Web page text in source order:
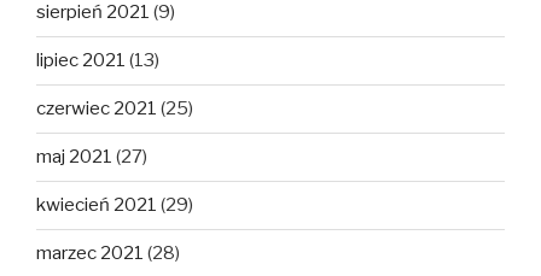
sierpień 2021 (9)
lipiec 2021 (13)
czerwiec 2021 (25)
maj 2021 (27)
kwiecień 2021 (29)
marzec 2021 (28)